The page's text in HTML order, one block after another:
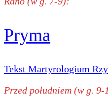
Pryma
Tekst Martyrologium
Przed południem (w g. 9-